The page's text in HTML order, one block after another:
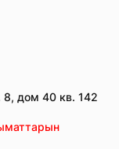
8, дом 40 кв. 142